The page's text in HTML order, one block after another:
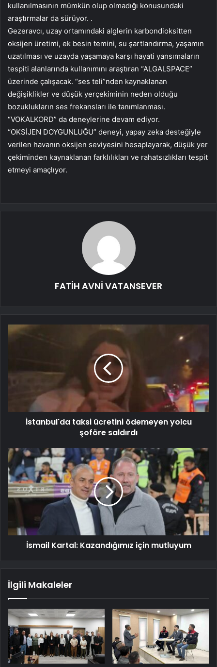
kullanılmasının mümkün olup olmadığı konusundaki
araştırmalar da sürüyor. .
Gezeravcı, uzay ortamındaki alglerin karbondioksitten
oksijen üretimi, ek besin temini, su şartlandırma, yaşamın
uzatılması ve uzayda yaşamaya karşı hayati yansımaların
tespiti alanlarında kullanımını araştıran “ALGALSPACE”
üzerinde çalışacak. “ses teli”nden kaynaklanan
değişiklikler ve düşük yerçekiminin neden olduğu
bozuklukların ses frekansları ile tanımlanması.
“VOKALKORD” da deneylerine devam ediyor.
“OKSİJEN DOYGUNLUĞU” deneyi, yapay zeka desteğiyle
verilen havanın oksijen seviyesini hesaplayarak, düşük yer
çekiminden kaynaklanan farklılıkları ve rahatsızlıkları tespit
etmeyi amaçlıyor.
FATİH AVNİ VATANSEVER
İstanbul'da taksi ücretini ödemeyen yolcu
şoföre saldırdı
İsmail Kartal: Kazandığımız için mutluyum
İlgili Makaleler